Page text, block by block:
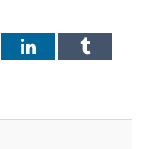
LinkedInTumblr